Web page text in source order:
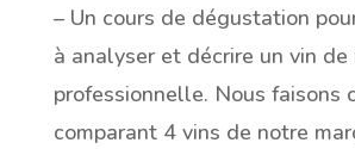
– Un cours de dégustation
à analyser et décrire un vin de
professionnelle. Nous faisons
comparant 4 vins de notre